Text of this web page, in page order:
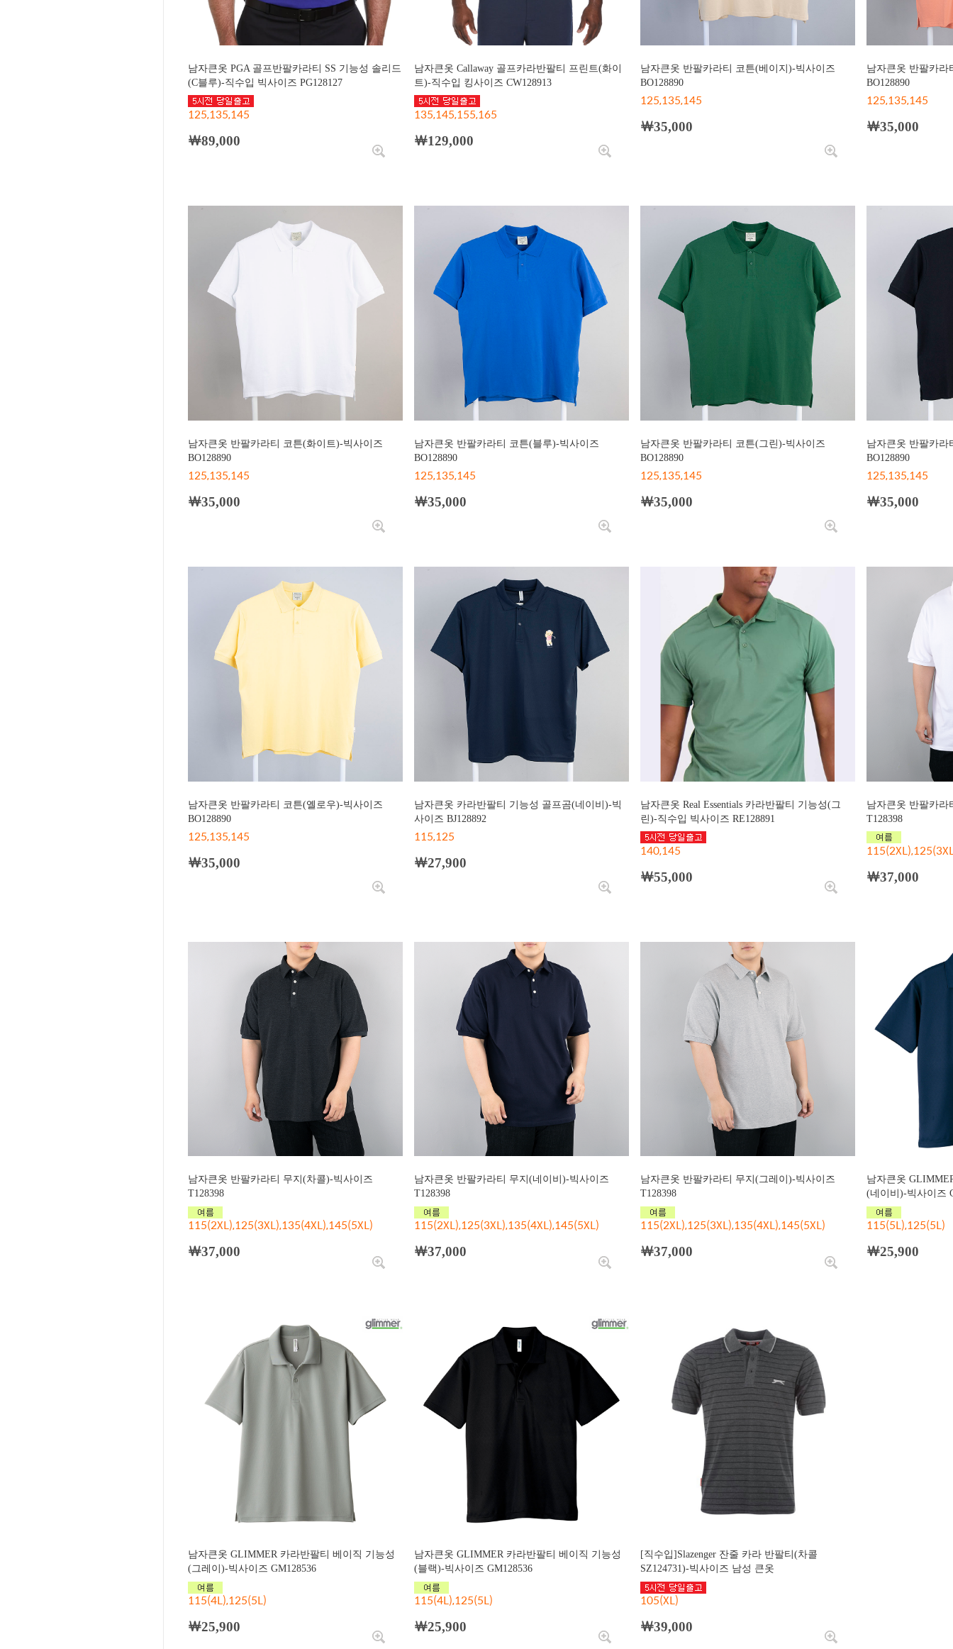
남자큰옷 PGA 골프반팔카라티 SS 기능성 솔리드
(C블루)-직수입 빅사이즈 PG128127
125,135,145
￦89,000
남자큰옷 Callaway 골프카라반팔티 프린트(화이
트)-직수입 킹사이즈 CW128913
135,145,155,165
￦129,000
남자큰옷 반팔카라티 코튼(베이지)-빅사이즈
BO128890
125,135,145
￦35,000
남자큰옷 반팔카라
BO128890
125,135,145
￦35,000
남자큰옷 반팔카라티 코튼(화이트)-빅사이즈
BO128890
125,135,145
￦35,000
남자큰옷 반팔카라티 코튼(블루)-빅사이즈
BO128890
125,135,145
￦35,000
남자큰옷 반팔카라티 코튼(그린)-빅사이즈
BO128890
125,135,145
￦35,000
남자큰옷 반팔카라
BO128890
125,135,145
￦35,000
남자큰옷 반팔카라티 코튼(옐로우)-빅사이즈
BO128890
125,135,145
￦35,000
남자큰옷 카라반팔티 기능성 골프곰(네이비)-빅
사이즈 BJ128892
115,125
￦27,900
남자큰옷 Real Essentials 카라반팔티 기능성(그
린)-직수입 빅사이즈 RE128891
140,145
￦55,000
남자큰옷 반팔카라
T128398
￦37,000
남자큰옷 반팔카라티 무지(차콜)-빅사이즈
T128398
115(2XL),125(3XL),135(4XL),145(5XL)
￦37,000
남자큰옷 반팔카라티 무지(네이비)-빅사이즈
T128398
115(2XL),125(3XL),135(4XL),145(5XL)
￦37,000
남자큰옷 반팔카라티 무지(그레이)-빅사이즈
T128398
115(2XL),125(3XL),135(4XL),145(5XL)
￦37,000
남자큰옷
(네이비)-빅사이즈
115(5L),125(5L)
￦25,900
남자큰옷 GLIMMER 카라반팔티 베이직 기능성
(그레이)-빅사이즈 GM128536
115(4L),125(5L)
￦25,900
남자큰옷 GLIMMER 카라반팔티 베이직 기능성
(블랙)-빅사이즈 GM128536
115(4L),125(5L)
￦25,900
[직수입]Slazenger 잔줄 카라 반팔티(차콜
SZ124731)-빅사이즈 남성 큰옷
105(XL)
￦39,000